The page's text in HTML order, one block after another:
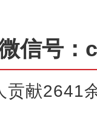
微信号
贡献2641